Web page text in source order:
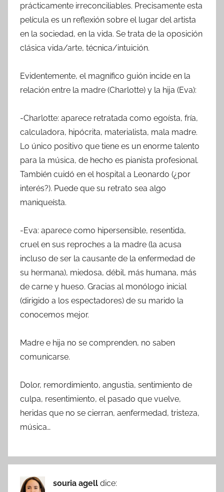
prácticamente irreconciliables. Precisamente esta
película es un reflexión sobre el lugar del artista
en la sociedad, en la vida. Se trata de la oposición
clásica vida/arte, técnica/intuición.
Evidentemente, el magnífico guión incide en la
relación entre la madre (Charlotte) y la hija (Eva):
-Charlotte: aparece retratada como egoísta, fría,
calculadora, hipócrita, materialista, mala madre.
Lo único positivo que tiene es un enorme talento
para la música, de hecho es pianista profesional.
También cuidó en el hospital a Leonardo (¿por
interés?). Puede que su retrato sea algo
maniqueísta.
-Eva: aparece como hipersensible, resentida,
cruel en sus reproches a la madre (la acusa
incluso de ser la causante de la enfermedad de
su hermana), miedosa, débil, más humana, más
de carne y hueso. Gracias al monólogo inicial
(dirigido a los espectadores) de su marido la
conocemos mejor.
Madre e hija no se comprenden, no saben
comunicarse.
Dolor, remordimiento, angustia, sentimiento de
culpa, resentimiento, el pasado que vuelve,
heridas que no se cierran, aenfermedad, tristeza,
música…
souria agell dice: